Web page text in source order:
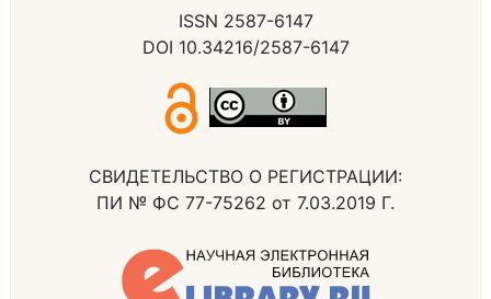
ISSN 2587-6147
DOI 10.34216/2587-6147
СВИДЕТЕЛЬСТВО О РЕГИСТРАЦИИ:
ПИ № ФС 77-75262 от 7.03.2019 Г.